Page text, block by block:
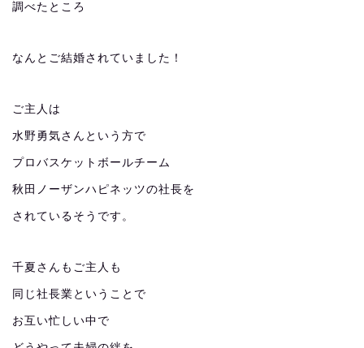
調べたところ
なんとご結婚されていました！
ご主人は
水野勇気さんという方で
プロバスケットボールチーム
秋田ノーザンハピネッツの社長を
されているそうです。
千夏さんもご主人も
同じ社長業ということで
お互い忙しい中で